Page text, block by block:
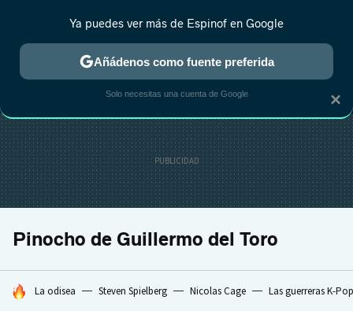
MENÚ NUEVO
ESTRENOS REALITY ANIME RANKINGS CINE
Pinocho de Guillermo del Toro
HOY SE HABLA DE
La odisea Steven Spielberg Nicolas Cage Las guerreras K-Pop
×
Ya puedes ver más de Espinof en Google
Añádenos como fuente preferida
Solo necesitas una cuenta de Google